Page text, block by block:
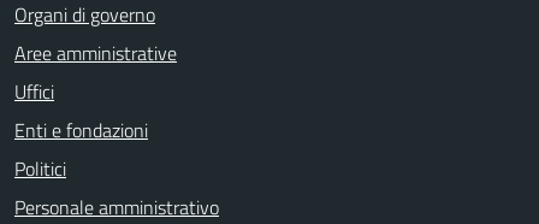
Organi di governo
Aree amministrative
Uffici
Enti e fondazioni
Politici
Personale amministrativo